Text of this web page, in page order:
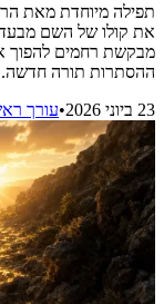
מיוחדת מאת הרב
קולו של השם מבעד
רחמים להפוך את
תורה חדשה.
•עורך ראשי